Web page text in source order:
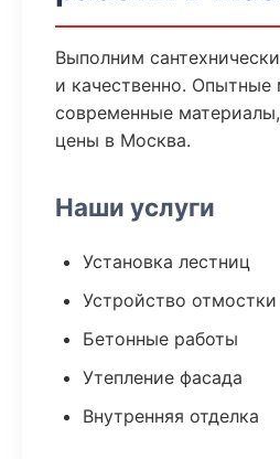
Выполним
и качественно. Опытные
современные
цены в Москва.
Наши услуги
Установка лестниц
Устройство отмостки
Бетонные работы
Утепление фасада
Внутренняя отделка